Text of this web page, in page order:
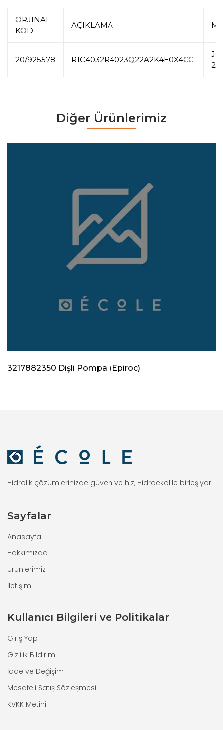
ORJINAL
KOD
AÇIKLAMA
20/925578 R1C4032R4023Q22A2K4E0X4CC
Diğer Ürünlerimiz
3217882350 Dişli Pompa (Epiroc)
Hidrolik çözümlerinizde güven ve hız, Hidroekol'le birleşiyor.
Sayfalar
Anasayfa
Hakkımızda
Ürünlerimiz
İletişim
Kullanıcı Bilgileri ve Politikalar
Giriş Yap
Gizlilik Bildirimi
İade ve Değişim
Mesafeli Satış Sözleşmesi
KVKK Metini